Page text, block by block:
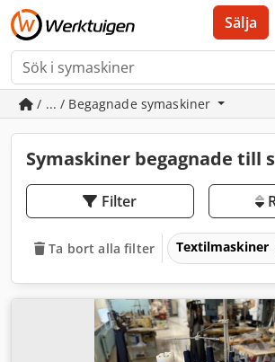
Sälja
/ ... / Begagnade symaskiner
Symaskiner begagnade till
Filter
Ta bort alla filter Textilmaskiner